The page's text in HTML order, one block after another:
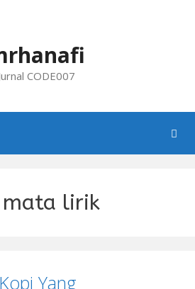
CODE007
mata lirik
Yang